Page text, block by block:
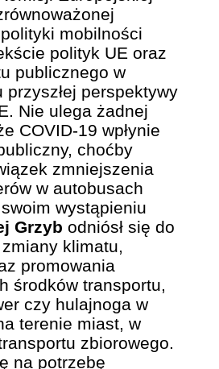
mobilności
polityk UE oraz
publicznego w
przyszłej perspektywy
Nie ulega żadnej
COVID-19 wpłynie
choćby
zmniejszenia
w autobusach
wystąpieniu
Grzyb odniósł się do
klimatu,
promowania
środków transportu,
czy hulajnoga w
terenie miast, w
zbiorowego.
na potrzebę